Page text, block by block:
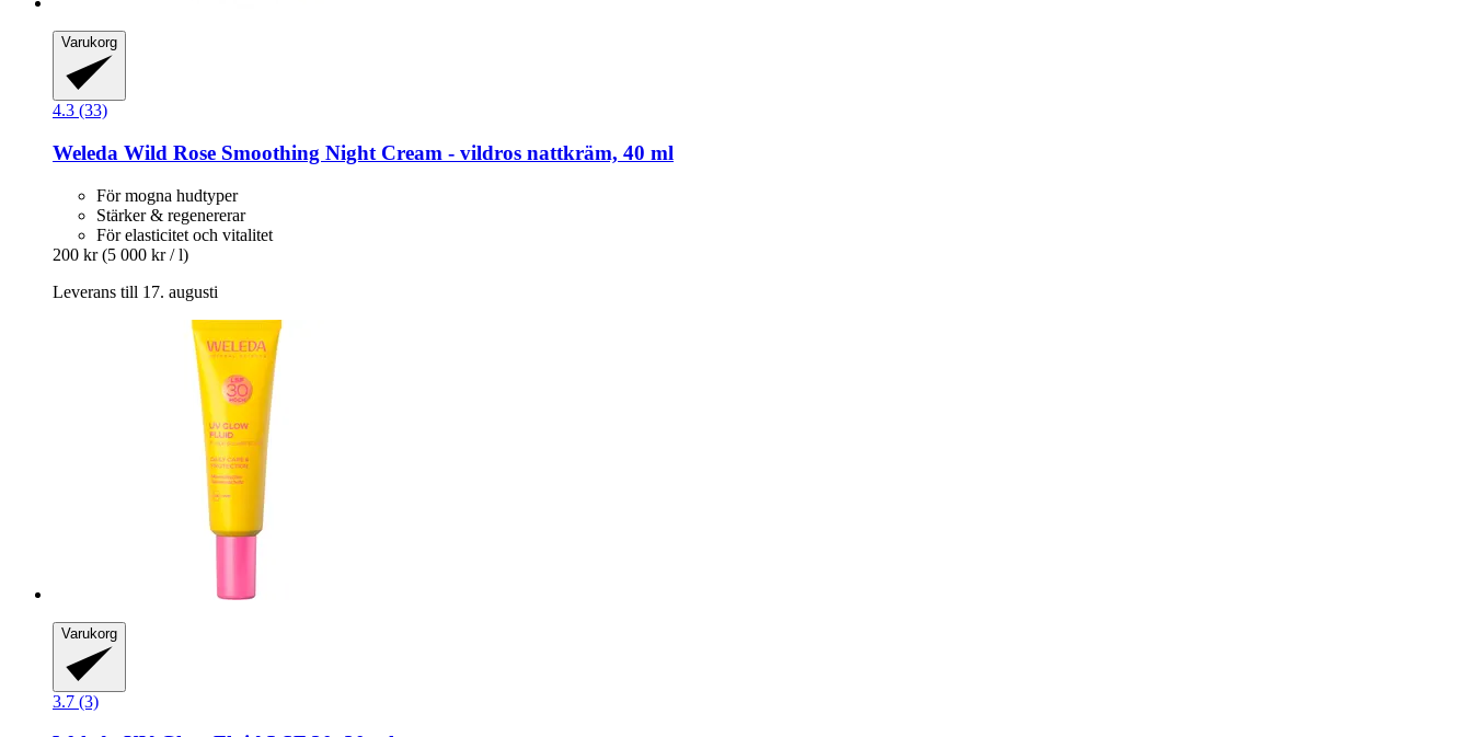
Varukorg
4.3 (33)
Weleda Wild Rose Smoothing Night Cream -​ vildros nattkräm, 40 ml
För mogna hudtyper
Stärker & regenererar
För elasticitet och vitalitet
200 kr (5 000 kr / l)
Leverans till 17. augusti
Varukorg
3.7 (3)